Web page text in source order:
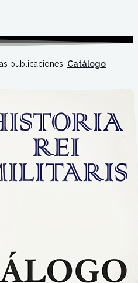
publicaciones: Catálogo